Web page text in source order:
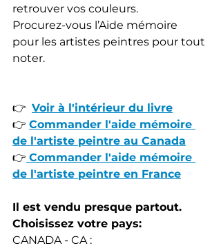
retrouver vos couleurs.
Procurez-vous l’Aide mémoire
pour les artistes peintres pour tout
noter.
👉 Voir à l'intérieur du livre
👉 Commander l'aide mémoire
de l'artiste peintre au Canada
👉 Commander l'aide mémoire
de l'artiste peintre en France
Il est vendu presque partout.
Choisissez votre pays:
CANADA - CA :